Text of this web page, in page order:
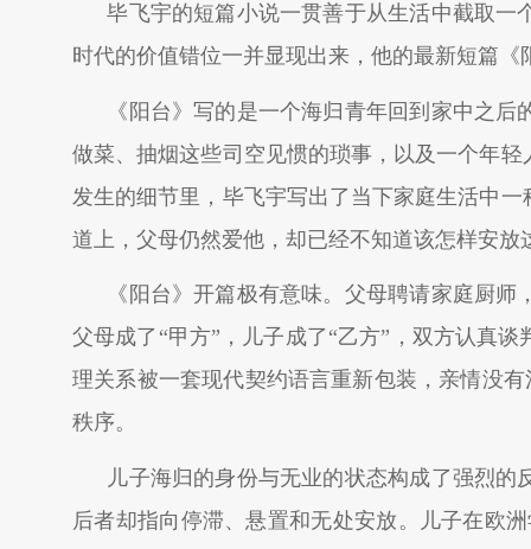
毕飞宇的短篇小说一贯善于从生活中截取一
时代的价值错位一并显现出来，他的最新短篇《
《阳台》写的是一个海归青年回到家中之
做菜、抽烟这些司空见惯的琐事，以及一个年
发生的细节里，毕飞宇写出了当下家庭生活中
道上，父母仍然爱他，却已经不知道该怎样安放
《阳台》开篇极有意味。父母聘请家庭厨
父母成了“甲方”，儿子成了“乙方”，双方认真
理关系被一套现代契约语言重新包装，亲情没
秩序。
儿子海归的身份与无业的状态构成了强烈
后者却指向停滞、悬置和无处安放。儿子在欧